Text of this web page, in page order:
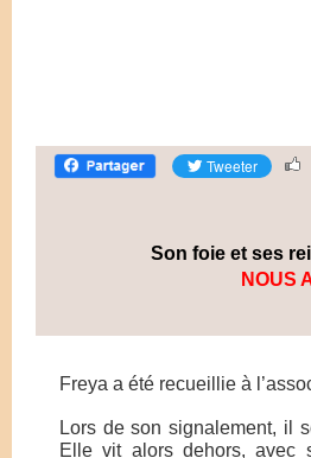
Son foie et ses
NOUS
Freya a été recueillie à
Lors de son signalement, il
Elle vit alors dehors, avec